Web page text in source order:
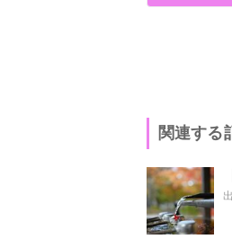
関連する